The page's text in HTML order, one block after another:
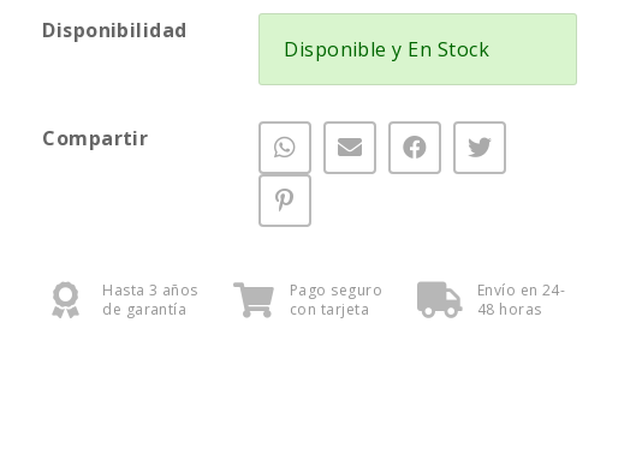
Disponibilidad
Disponible y En Stock
Compartir
Hasta 3 años
de garantía
Pago seguro
con tarjeta
Envío en 24-
48 horas